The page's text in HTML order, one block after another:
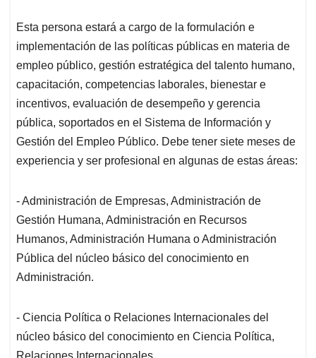
Esta persona estará a cargo de la formulación e
implementación de las políticas públicas en materia de
empleo público, gestión estratégica del talento humano,
capacitación, competencias laborales, bienestar e
incentivos, evaluación de desempeño y gerencia
pública, soportados en el Sistema de Información y
Gestión del Empleo Público. Debe tener siete meses de
experiencia y ser profesional en algunas de estas áreas:
- Administración de Empresas, Administración de
Gestión Humana, Administración en Recursos
Humanos, Administración Humana o Administración
Pública del núcleo básico del conocimiento en
Administración.
- Ciencia Política o Relaciones Internacionales del
núcleo básico del conocimiento en Ciencia Política,
Relaciones Internacionales.